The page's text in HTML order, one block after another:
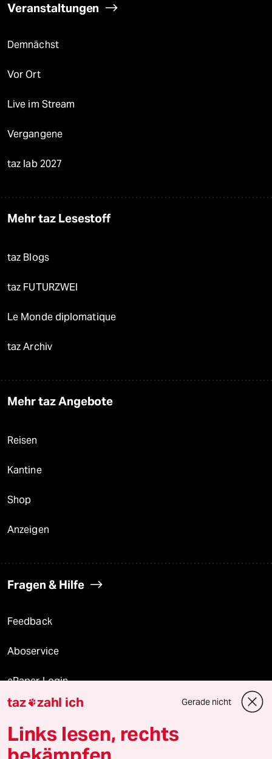
Veranstaltungen
Demnächst
Vor Ort
Live im Stream
Vergangene
taz lab 2027
Mehr taz Lesestoff
taz Blogs
taz FUTURZWEI
Le Monde diplomatique
taz Archiv
Mehr taz Angebote
Reisen
Kantine
Shop
Anzeigen
Fragen & Hilfe
Feedback
Aboservice
ePaper Login
Downloads für Abonnierende
taz zahl ich Gerade nicht
Links lesen, rechts